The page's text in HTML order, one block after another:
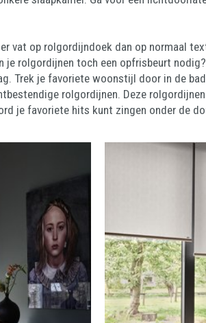
vat op rolgordijndoek dan op normaal
je rolgordijnen toch een opfrisbeurt
Trek je favoriete woonstijl door in de
rolgordijnen. Deze
je favoriete hits kunt zingen onder de